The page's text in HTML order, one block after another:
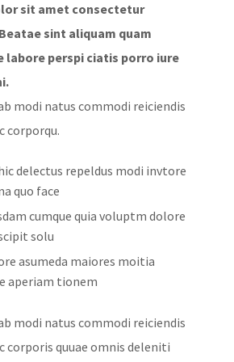
sit amet consectetur
sint aliquam quam
labore perspi ciatis porro iure
modi natus commodi reiciendis
corporqu.
delectus repeldus modi invtore
quo face
cumque quia voluptm dolore
solu
asumeda maiores moitia
aperiam tionem
modi natus commodi reiciendis
corporis quuae omnis deleniti